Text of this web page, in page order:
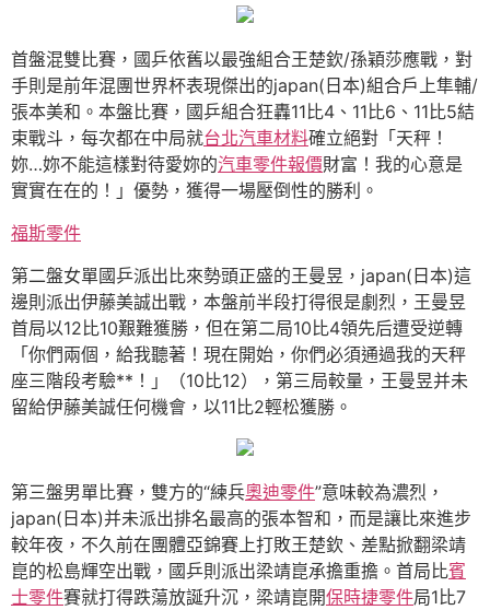
首盤混雙比賽，國乒依舊以最強組合王楚欽/孫穎莎應戰，對
手則是前年混團世界杯表現傑出的japan(日本)組合戶上隼輔/
張本美和。本盤比賽，國乒組合狂轟11比4、11比6、11比5結
束戰斗，每次都在中局就台北汽車材料確立絕對「天秤！
妳…妳不能這樣對待愛妳的汽車零件報價財富！我的心意是
實實在在的！」優勢，獲得一場壓倒性的勝利。
福斯零件
第二盤女單國乒派出比來勢頭正盛的王曼昱，japan(日本)這
邊則派出伊藤美誠出戰，本盤前半段打得很是劇烈，王曼昱
首局以12比10艱難獲勝，但在第二局10比4領先后遭受逆轉
「你們兩個，給我聽著！現在開始，你們必須通過我的天秤
座三階段考驗**！」（10比12），第三局較量，王曼昱并未
留給伊藤美誠任何機會，以11比2輕松獲勝。
第三盤男單比賽，雙方的“練兵奧迪零件”意味較為濃烈，
japan(日本)并未派出排名最高的張本智和，而是讓比來進步
較年夜，不久前在團體亞錦賽上打敗王楚欽、差點掀翻梁靖
崑的松島輝空出戰，國乒則派出梁靖崑承擔重擔。首局比賓
士零件賽就打得跌蕩放誕升沉，梁靖崑開保時捷零件局1比7